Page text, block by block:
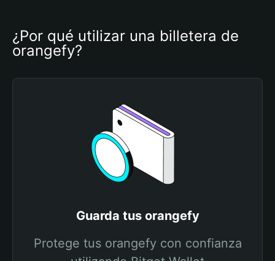
¿Por qué utilizar una billetera de
orangefy?
Guarda tus orangefy
Protege tus orangefy con confianza